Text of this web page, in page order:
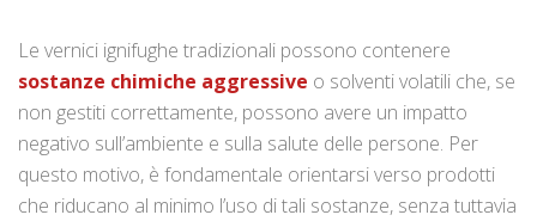
Le vernici ignifughe tradizionali possono contenere
sostanze chimiche aggressive o solventi volatili che, se
non gestiti correttamente, possono avere un impatto
negativo sull’ambiente e sulla salute delle persone. Per
questo motivo, è fondamentale orientarsi verso prodotti
che riducano al minimo l’uso di tali sostanze, senza tuttavia